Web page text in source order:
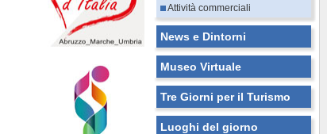
Attività commerciali
News e Dintorni
Museo Virtuale
Tre Giorni per il Turismo
Luoghi del giorno